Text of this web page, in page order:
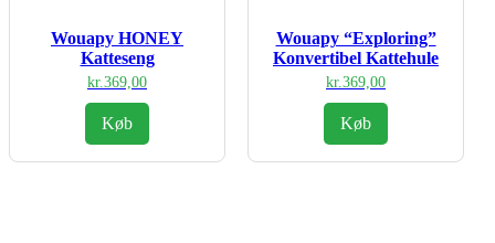
Wouapy HONEY
Katteseng
kr. 369,00
Køb
Wouapy “Exploring”
Konvertibel Kattehule
kr. 369,00
Køb